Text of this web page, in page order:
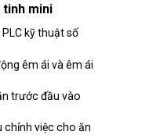
tinh mini
kỹ thuật số
êm ái và êm ái
trước đầu vào
chỉnh việc cho ăn